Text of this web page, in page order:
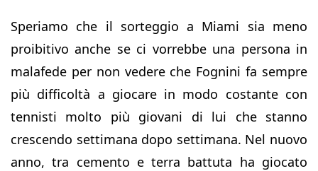
Speriamo che il sorteggio a Miami sia meno
proibitivo anche se ci vorrebbe una persona in
malafede per non vedere che Fognini fa sempre
più difficoltà a giocare in modo costante con
tennisti molto più giovani di lui che stanno
crescendo settimana dopo settimana. Nel nuovo
anno, tra cemento e terra battuta ha giocato